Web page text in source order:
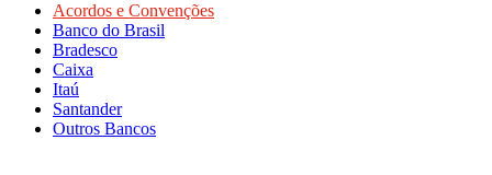
Acordos e Convenções
Banco do Brasil
Bradesco
Caixa
Itaú
Santander
Outros Bancos